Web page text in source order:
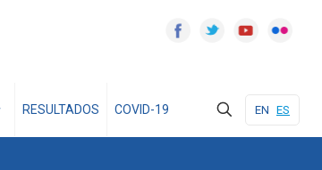
RESULTADOS COVID-19 EN ES